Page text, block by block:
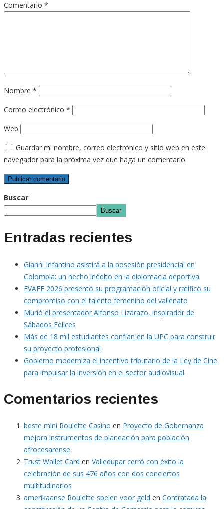
Comentario *
Nombre *
Correo electrónico *
Web
Guardar mi nombre, correo electrónico y sitio web en este
navegador para la próxima vez que haga un comentario.
Buscar
Buscar
Entradas recientes
Gianni Infantino asistirá a la posesión presidencial en
Colombia: un hecho inédito en la diplomacia deportiva
EVAFE 2026 presentó su programación oficial y ratificó su
compromiso con el talento femenino del vallenato
Murió el presentador Alfonso Lizarazo, inspirador de
Sábados Felices
Más de 18 mil estudiantes confían en la UPC para construir
su proyecto profesional
Gobierno moderniza el incentivo tributario de la Ley de Cine
para impulsar la inversión en el sector audiovisual
Comentarios recientes
beste mini Roulette Casino en Proyecto de Gobernanza
mejora instrumentos de planeación para población
afrocesarense
Trust Wallet Card en Valledupar cerró con éxito la
celebración de sus 476 años con dos conciertos
multitudinarios
amerikaanse Roulette spelen voor geld en Contratada la